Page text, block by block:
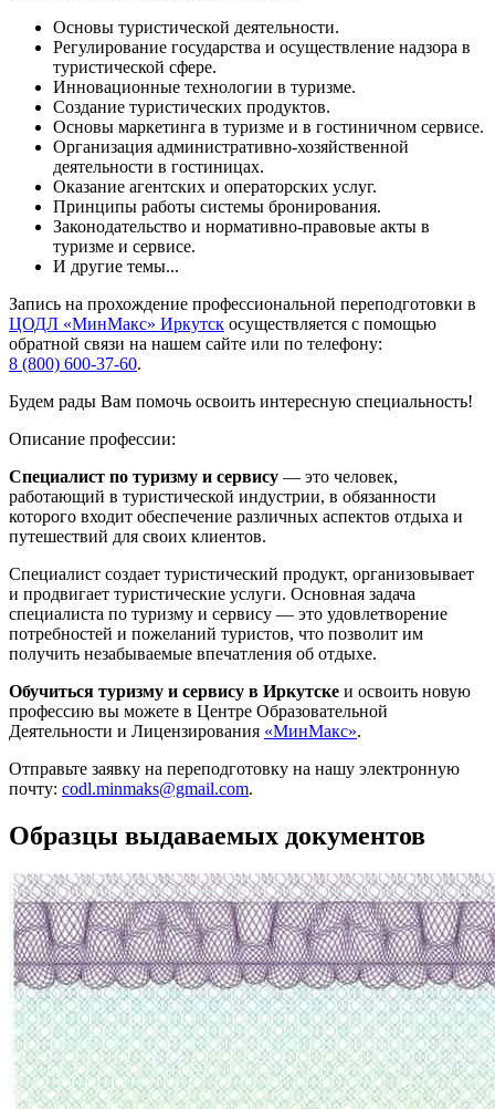
Основы туристической деятельности.
Регулирование государства и осуществление надзора в
туристической сфере.
Инновационные технологии в туризме.
Создание туристических продуктов.
Основы маркетинга в туризме и в гостиничном сервисе.
Организация административно-хозяйственной
деятельности в гостиницах.
Оказание агентских и операторских услуг.
Принципы работы системы бронирования.
Законодательство и нормативно-правовые акты в
туризме и сервисе.
И другие темы...
Запись на прохождение профессиональной переподготовки в
ЦОДЛ «МинМакс» Иркутск осуществляется с помощью
обратной связи на нашем сайте или по телефону:
8 (800) 600-37-60.
Будем рады Вам помочь освоить интересную специальность!
Описание профессии:
Специалист по туризму и сервису — это человек,
работающий в туристической индустрии, в обязанности
которого входит обеспечение различных аспектов отдыха и
путешествий для своих клиентов.
Специалист создает туристический продукт, организовывает
и продвигает туристические услуги. Основная задача
специалиста по туризму и сервису — это удовлетворение
потребностей и пожеланий туристов, что позволит им
получить незабываемые впечатления об отдыхе.
Обучиться туризму и сервису в Иркутске и освоить новую
профессию вы можете в Центре Образовательной
Деятельности и Лицензирования «МинМакс».
Отправьте заявку на переподготовку на нашу электронную
почту: codl.minmaks@gmail.com.
Образцы выдаваемых документов